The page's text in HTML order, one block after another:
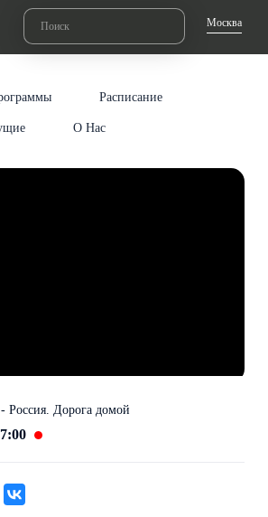
Москва
Расписание
О Нас
Дорога домой